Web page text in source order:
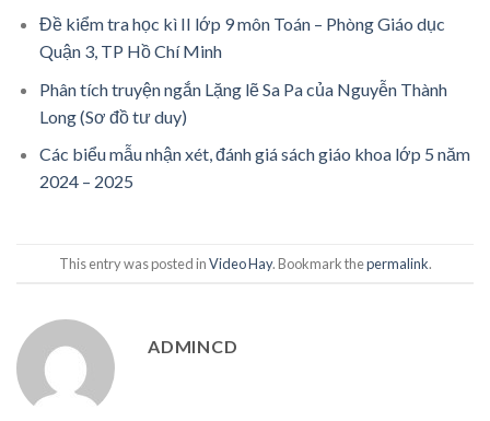
Đề kiểm tra học kì II lớp 9 môn Toán – Phòng Giáo dục
Quận 3, TP Hồ Chí Minh
Phân tích truyện ngắn Lặng lẽ Sa Pa của Nguyễn Thành
Long (Sơ đồ tư duy)
Các biểu mẫu nhận xét, đánh giá sách giáo khoa lớp 5 năm
2024 – 2025
This entry was posted inVideo Hay. Bookmark thepermalink.
ADMINCD